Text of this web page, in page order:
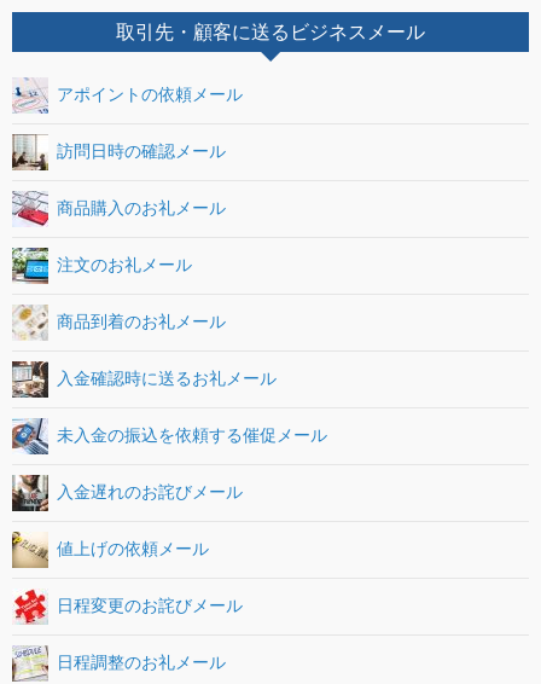
取引先・顧客に送るビジネスメール
アポイントの依頼メール
訪問日時の確認メール
商品購入のお礼メール
注文のお礼メール
商品到着のお礼メール
入金確認時に送るお礼メール
未入金の振込を依頼する催促メール
入金遅れのお詫びメール
値上げの依頼メール
日程変更のお詫びメール
日程調整のお礼メール